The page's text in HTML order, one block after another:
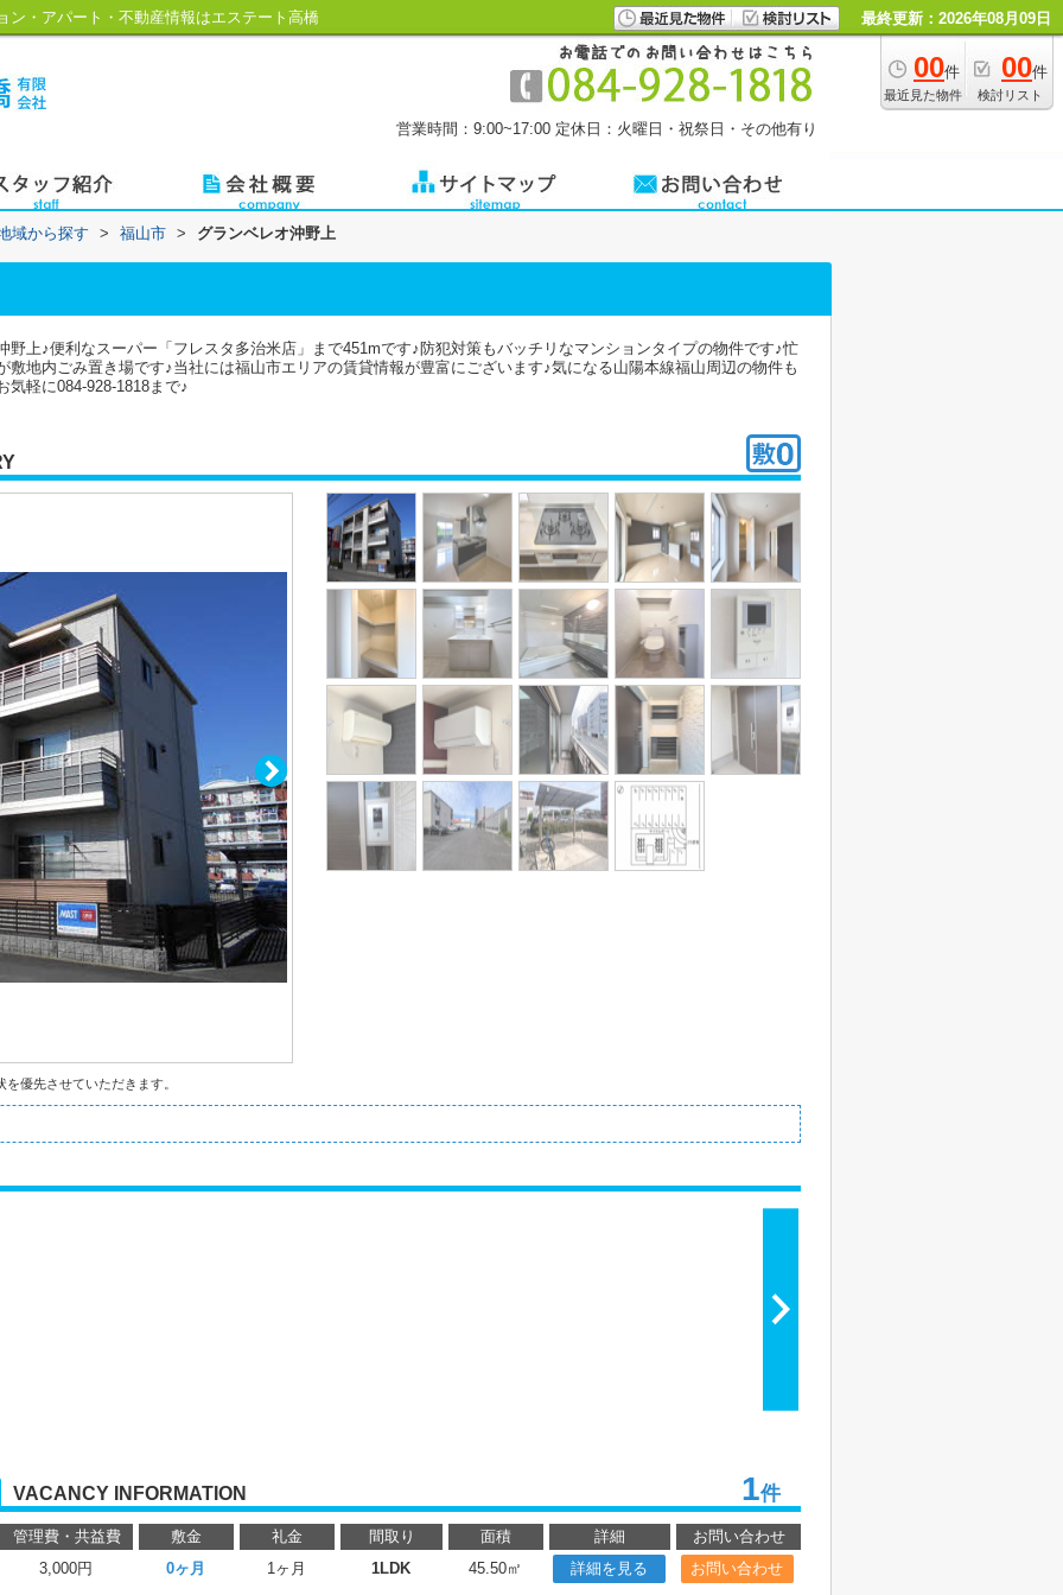
ン・アパート・不動産情報はエステート高橋 最終更新：2026年08月09日
00件
最近見た物件
00件
検討リスト
営業時間：9:00~17:00 定休日：火曜日・祝祭日・その他有り
域から探す > 福山市 > グランベレオ沖野上
野上♪便利なスーパー「フレスタ多治米店」まで451mです♪防犯対策もバッチリなマンションタイプの物件です♪忙
敷地内ごみ置き場です♪当社には福山市エリアの賃貸情報が豊富にございます♪気になる山陽本線福山周辺の物件も
気軽に084-928-1818まで♪
優先させていただきます。
VACANCY INFORMATION 1件
管理費・共益費 敷金 礼金 間取り 面積 詳細
お問い合わせ
3,000円
0ヶ月 1ヶ月 1LDK 45.50㎡ 詳細を見る お問い合わせ